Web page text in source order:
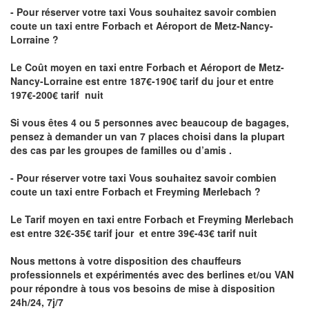
- Pour réserver votre taxi Vous souhaitez savoircombien
coute un taxi entre Forbach et Aéroport de Metz-Nancy-
Lorraine ?
Le Coût moyen en taxi entre Forbach et Aéroport de Metz-
Nancy-Lorraine est entre 187€-190€ tarif du jour et entre
197€-200€ tarif nuit
Si vous êtes 4 ou 5 personnes avec beaucoup de bagages,
pensez à demander un van 7 places choisi dans la plupart
des cas par les groupes de familles ou d’amis .
- Pour réserver votre taxi Vous souhaitez savoircombien
coute un taxi entre Forbach et Freyming Merlebach ?
Le Tarif moyen en taxi entre Forbach et Freyming Merlebach
est entre 32€-35€ tarif jour et entre 39€-43€ tarif nuit
Nous mettons à votre disposition des chauffeurs
professionnels et expérimentés avec des berlines et/ou VAN
pour répondre à tous vos besoins de mise à disposition
24h/24, 7j/7